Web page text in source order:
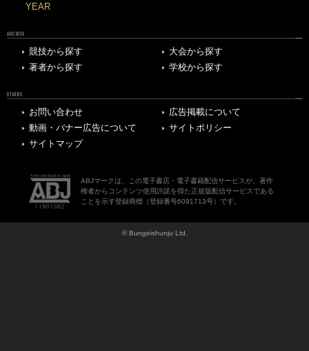
YEAR
ARCHIVE
競技から探す
大会から探す
著者から探す
学校から探す
OTHERS
お問い合わせ
広告掲載について
動画・バナー広告について
サイトポリシー
サイトマップ
ABJマークは、この電子書店・電子書籍配信サービスが、著作
権者からコンテンツ使用許諾を得た正規版配信サービスである
ことを示す登録商標（登録番号6091713号）です。
© Bungeishunju Ltd.